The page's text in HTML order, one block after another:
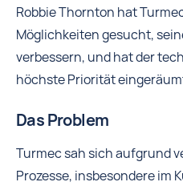
Robbie Thornton hat
Möglichkeiten gesucht,
verbessern, und hat der
höchste Priorität
Das Problem
Turmec sah sich aufgrund
Prozesse, insbesondere im